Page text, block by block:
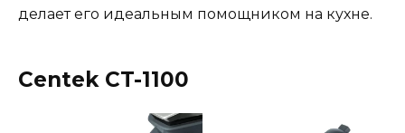
делает его идеальным помощником на кухне.
Centek CT-1100